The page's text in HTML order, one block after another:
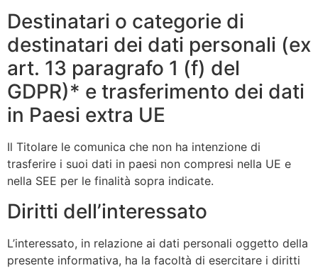
Destinatari o categorie di
destinatari dei dati personali (ex
art. 13 paragrafo 1 (f) del
GDPR)* e trasferimento dei dati
in Paesi extra UE
Il Titolare le comunica che non ha intenzione di
trasferire i suoi dati in paesi non compresi nella UE e
nella SEE per le finalità sopra indicate.
Diritti dell’interessato
L’interessato, in relazione ai dati personali oggetto della
presente informativa, ha la facoltà di esercitare i diritti